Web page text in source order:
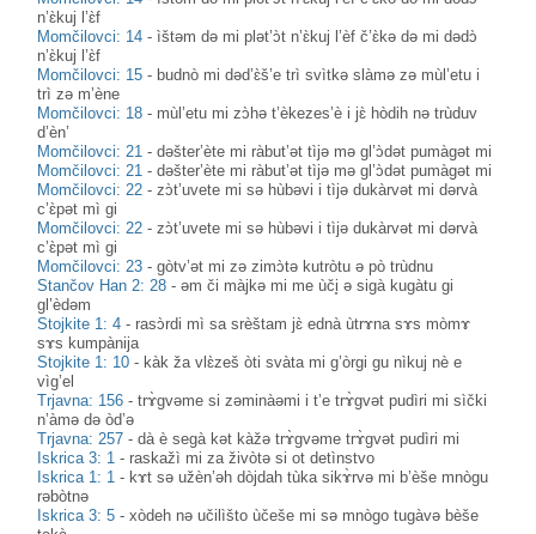
n’ɛ̀kuj l’ɛ̀f
Momčilovci: 14 -ìštəm də mi plət’ɔ̀t n’ɛ̀kuj l’èf č’ɛ̀kə də mi dədɔ̀
n’ɛ̀kuj l’ɛ̀f
Momčilovci: 15 - budnò mi dəd’ɛ̀š’e trì svìtkə slàmə zə mùl’etu i
trì zə m’ène
Momčilovci: 18 - mùl’etu mi zɔ̀hə t’èkezes’è i jɛ̀ hòdih nə trùduv
d’èn’
Momčilovci: 21 -dəšter’ète mi ràbut’ət tìjə mə gl’ɔ̀dət pumàgət mi
Momčilovci: 21 -dəšter’ète mi ràbut’ət tìjə mə gl’ɔ̀dət pumàgət mi
Momčilovci: 22 -zɔ̀t’uvete mi sə hùbəvi i tìjə dukàrvət mi dərvà
c’ɛ̀pət mì gi
Momčilovci: 22 -zɔ̀t’uvete mi sə hùbəvi i tìjə dukàrvət mi dərvà
c’ɛ̀pət mì gi
Momčilovci: 23 -gòtv’ət mi zə zimɔ̀tə kutròtu ə pò trùdnu
Stančov Han 2: 28 -əm či màjkə mi me ùči̥ ə sigà kugàtu gi
gl’èdəm
Stojkite 1: 4 - rasɔ̀rdi mì sa srèštam jɛ̀ ednà ùtrɤna sɤs mòmɤ
sɤs kumpànija
Stojkite 1: 10 - kàk ža vlɛ̀zeš òti svàta mi g’òrgi gu nìkuj nè e
vìg’el
Trjavna: 156 -trɤ̀gvəme si zəminàəmi i t’e trɤ̀gvət pudìri mi sìčki
n’àmə də òd’ə
Trjavna: 257 -dà è segà kət kàžə trɤ̀gvəme trɤ̀gvət pudìri mi
Iskrica 3: 1 - raskažì mi za živòtə si ot detìnstvo
Iskrica 1: 1 - kɤt sə užèn’əh dòjdah tùka sikɤ̀rvə mi b’èše mnògu
rəbòtnə
Iskrica 3: 5 -xòdeh nə učilìšto ùčeše mi sə mnògo tugàvə bèše